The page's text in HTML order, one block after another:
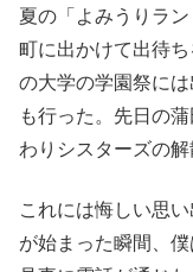
夏の「よみうりラ
町に出かけて出待
の大学の学園祭に
も行った。先日の
わりシスターズの解
これには悔しい思
が始まった瞬間、